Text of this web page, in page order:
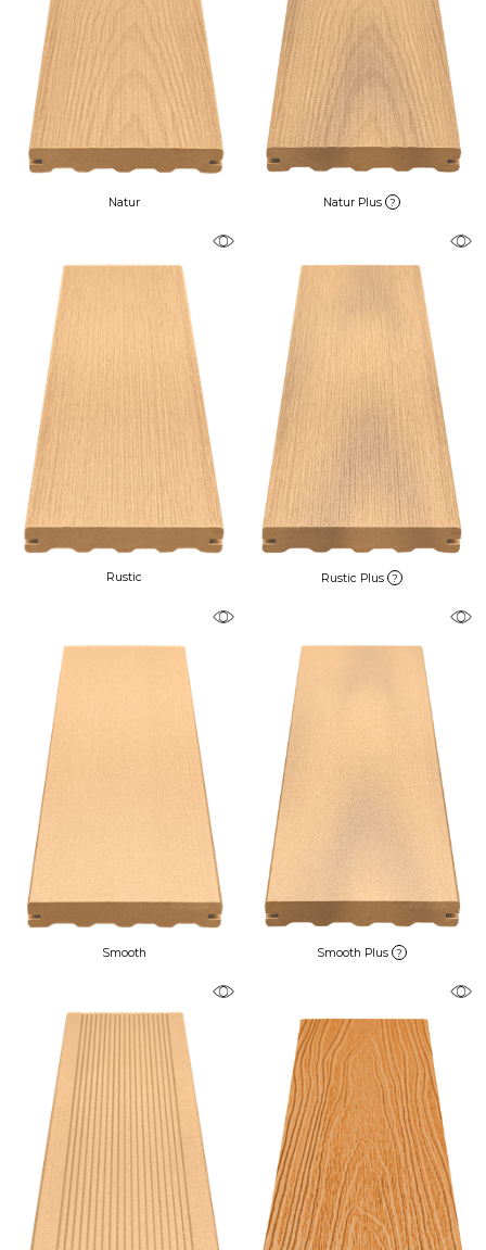
Natur Natur Plus ?
Rustic Rustic Plus ?
Smooth Smooth Plus ?